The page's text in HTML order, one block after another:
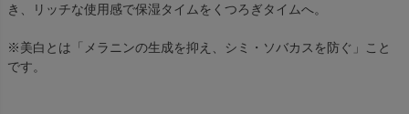
き、リッチな使用感で保湿タイムをくつろぎタイムへ。
※美白とは「メラニンの生成を抑え、シミ・ソバカスを防ぐ」こと
です。